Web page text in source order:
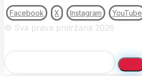
Facebook X Instagram YouTube
© Sva prava pridržana 2026